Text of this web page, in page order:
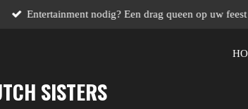
Entertainment nodig? Een drag queen op uw
SISTERS